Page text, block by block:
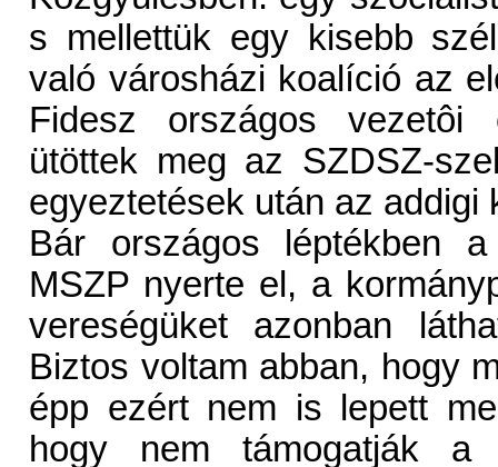
s mellettük egy kisebb
való városházi koalíció az
Fidesz országos vezetôi
ütöttek meg az SZDSZ-
egyeztetések után az addigi
Bár országos léptékben
MSZP nyerte el, a
vereségüket azonban
Biztos voltam abban, hogy
épp ezért nem is lepett
hogy nem támogatják a